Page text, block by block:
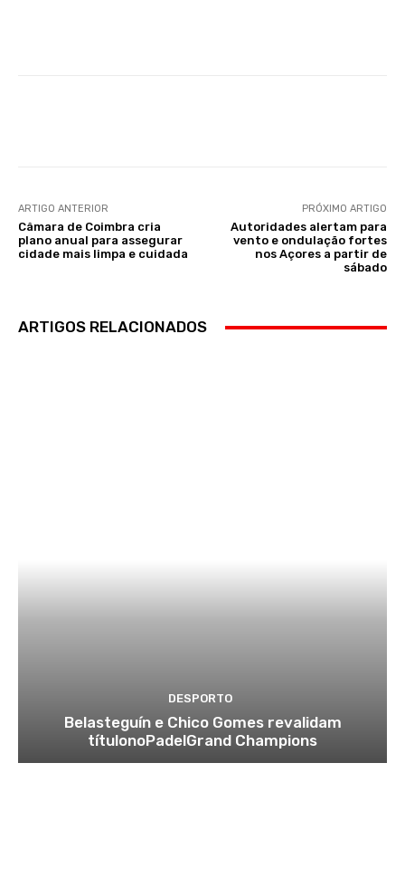
ARTIGO ANTERIOR
Câmara de Coimbra cria
plano anual para assegurar
cidade mais limpa e cuidada
PRÓXIMO ARTIGO
Autoridades alertam para
vento e ondulação fortes
nos Açores a partir de
sábado
ARTIGOS RELACIONADOS
DESPORTO
Belasteguín e Chico Gomes revalidam
títulonoPadelGrand Champions